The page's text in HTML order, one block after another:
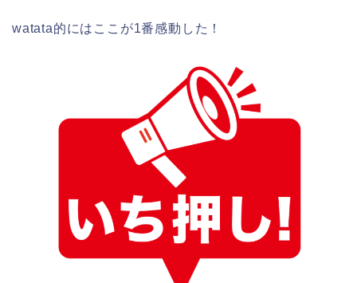
watata的にはここが1番感動した！